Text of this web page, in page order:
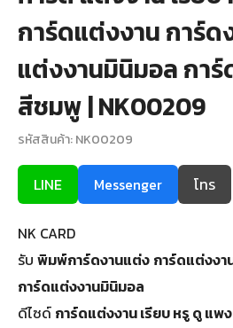
การ์ดแต่งงานออนไลน์
เกี่ยวกับเรา
บทความ
การ์ดแต่งงาน การ์ด
แต่งงานมินิมอล กา
สีชมพู | NK00209
รหัสสินค้า: NK00209
LINE Messenger โทร
NK CARD
รับ พิมพ์การ์ดงานแต่ง การ์ดแต่งงา
การ์ดแต่งงานมินิมอล
ดีไซด์ การ์ดแต่งงาน เรียบ หรู ดู แพง